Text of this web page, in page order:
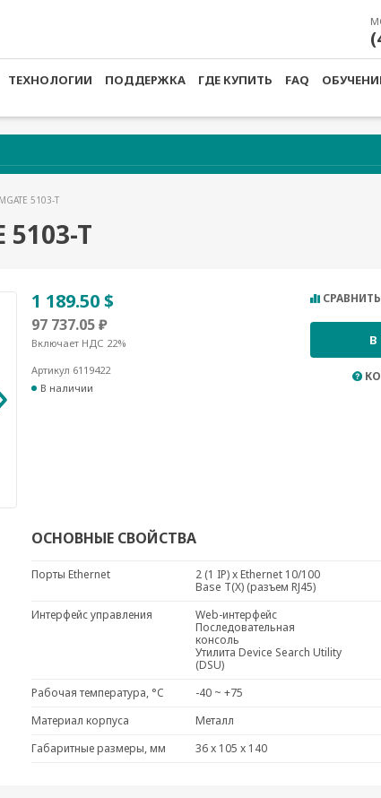
ТЕХНОЛОГИИ ПОДДЕРЖКА ГДЕ КУПИТЬ FAQ
5103-T
T
1 189.50 $
97 737.05 ₽
Включает НДС 22%
Артикул 6119422
В наличии
СРАВНИТЬ
В
ОСНОВНЫЕ СВОЙСТВА
Порты Ethernet
2 (1 IP) x Ethernet 10/100
Base T(X) (разъем RJ45)
Интерфейс управления
Web-интерфейс
Последовательная
консоль
Утилита Device Search Utility
(DSU)
Рабочая температура, °C
-40 ~ +75
Материал корпуса
Металл
Габаритные размеры, мм
36 x 105 x 140